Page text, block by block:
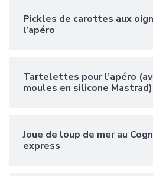
Pickles de carottes aux
l’apéro
Tartelettes pour l’apéro
moules en silicone Mastrad)
Joue de loup de mer au
express